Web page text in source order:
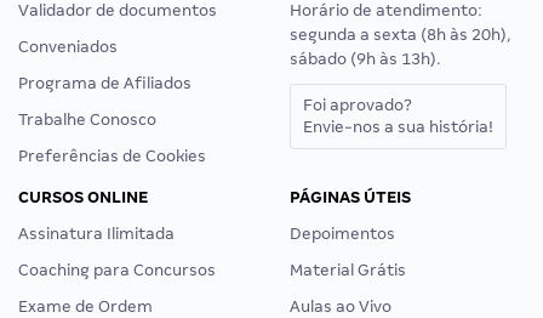
Validador de documentos
Conveniados
Programa de Afiliados
Trabalhe Conosco
Preferências de Cookies
Horário de atendimento:
segunda a sexta (8h às 20h),
sábado (9h às 13h).
Foi aprovado?
Envie-nos a sua história!
CURSOS ONLINE
Assinatura Ilimitada
Coaching para Concursos
Exame de Ordem
PÁGINAS ÚTEIS
Depoimentos
Material Grátis
Aulas ao Vivo